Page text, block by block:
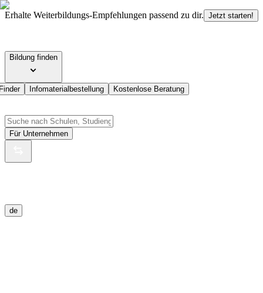
Erhalte Weiterbildungs-Empfehlungen passend zu dir. Jetzt starten!
Bildung finden
Infomaterialbestellung Kostenlose Beratung
Für Unternehmen
de